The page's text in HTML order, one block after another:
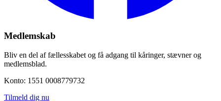
Medlemskab
Bliv en del af fællesskabet og få adgang til kåringer, stævner og
medlemsblad.
Konto: 1551 0008779732
Tilmeld dig nu